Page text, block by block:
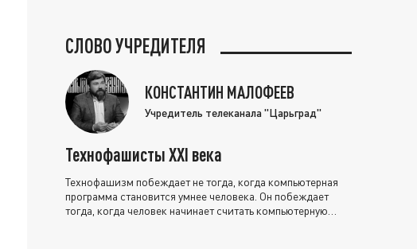
СЛОВО УЧРЕДИТЕЛЯ
КОНСТАНТИН МАЛОФЕЕВ
Учредитель телеканала "Царьград"
Технофашисты XXI века
Технофашизм побеждает не тогда, когда компьютерная
программа становится умнее человека. Он побеждает
тогда, когда человек начинает считать компьютерную